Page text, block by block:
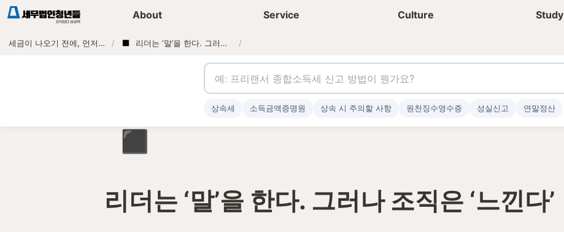
About Service Culture Study
세금이 나오기 전에, 먼저 연락하는 세무법인 / 리더는 ‘말’을 한다. 그러나 조직은 ‘느낀다’ /
세무가이드 콘텐츠 기장상담신청 청년들 일상
◾
리더는 ‘말’을 한다. 그러나 조직은 ‘느낀다’
상속세 소득금액증명원 상속 시 주의할 사항 원천징수영수증 성실신고 연말정산